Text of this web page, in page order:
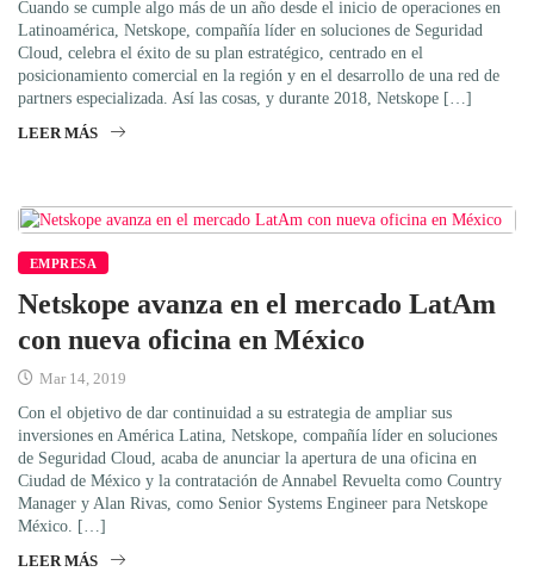
Cuando se cumple algo más de un año desde el inicio de operaciones en
Latinoamérica, Netskope, compañía líder en soluciones de Seguridad
Cloud, celebra el éxito de su plan estratégico, centrado en el
posicionamiento comercial en la región y en el desarrollo de una red de
partners especializada. Así las cosas, y durante 2018, Netskope […]
LEER MÁS
EMPRESA
Netskope avanza en el mercado LatAm
con nueva oficina en México
Mar 14, 2019
Con el objetivo de dar continuidad a su estrategia de ampliar sus
inversiones en América Latina, Netskope, compañía líder en soluciones
de Seguridad Cloud, acaba de anunciar la apertura de una oficina en
Ciudad de México y la contratación de Annabel Revuelta como Country
Manager y Alan Rivas, como Senior Systems Engineer para Netskope
México. […]
LEER MÁS